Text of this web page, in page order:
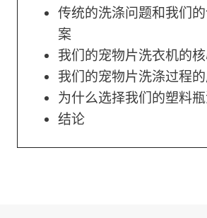
传统的洗涤问题和我们
案
我们的宠物片洗衣机的
我们的宠物片洗涤过程
为什么选择我们的塑料瓶
结论